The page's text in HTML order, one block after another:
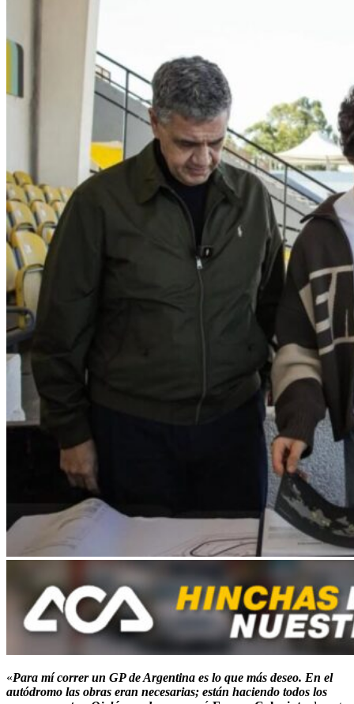
«Para mí correr un GP de Argentina es lo que más deseo. En el
autódromo las obras eran necesarias; están haciendo todos los